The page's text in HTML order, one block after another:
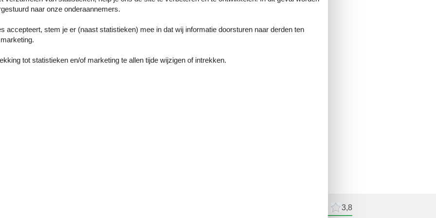
3,8
naar onze onderaannemers.
accepteert, stem je er (naast statistieken) mee in dat wij informatie doorsturen naar derden ten
tot statistieken en/of marketing te allen tijde wijzigen of intrekken.